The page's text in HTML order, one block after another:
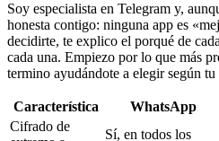
Soy especialista en Telegram y,
honesta contigo: ninguna app es
decidirte, te explico el porqué de
cada una. Empiezo por lo que más
termino ayudándote a elegir según tu
Característica WhatsApp
Cifrado de
Sí, en todos los